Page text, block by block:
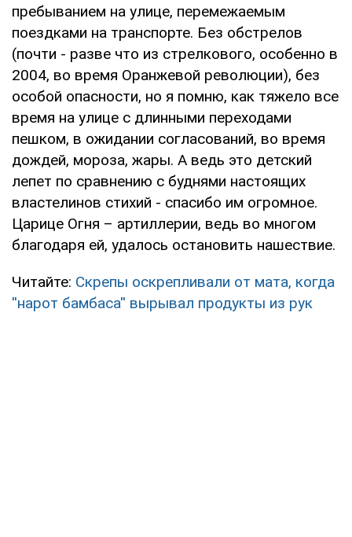
пребыванием на улице, перемежаемым
поездками на транспорте. Без обстрелов
(почти - разве что из стрелкового, особенно в
2004, во время Оранжевой революции), без
особой опасности, но я помню, как тяжело все
время на улице с длинными переходами
пешком, в ожидании согласований, во время
дождей, мороза, жары. А ведь это детский
лепет по сравнению с буднями настоящих
властелинов стихий - спасибо им огромное.
Царице Огня – артиллерии, ведь во многом
благодаря ей, удалось остановить нашествие.
Читайте: Скрепы оскрепливали от мата, когда
''нарот бамбаса'' вырывал продукты из рук